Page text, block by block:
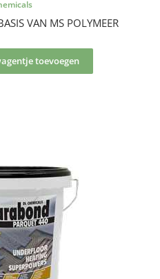
VAN MS POLYMEER
toevoegen